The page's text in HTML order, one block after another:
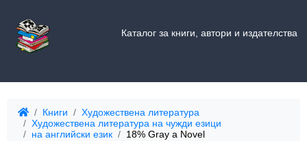
Каталог за книги, автори и издателства
Книги
Художествена литература
Художествена литература на чужди езици
на английски език
18% Gray a Novel